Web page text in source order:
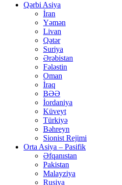
Qərbi Asiya
İran
Yəmən
Livan
Qətər
Suriya
Ərəbistan
Fələstin
Oman
İraq
BƏƏ
İordaniya
Küveyt
Türkiyə
Bəhreyn
Sionist Rejimi
Orta Asiya – Pasifik
Əfqanıstan
Pakistan
Malayziya
Rusiya